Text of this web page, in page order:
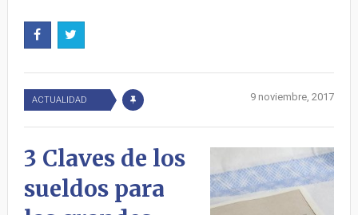
ACTUALIDAD 9 noviembre, 2017
3 Claves de los
sueldos para